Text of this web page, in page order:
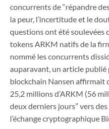
concurrents de “répandre
la peur, l’incertitude et le
questions ont été soulevées
tokens ARKM natifs de la
nommé les concurrents
auparavant, un article publié
blockchain Nansen affirmait
25,2 millions d’ARKM (56
deux derniers jours” vers
l’échange cryptographique